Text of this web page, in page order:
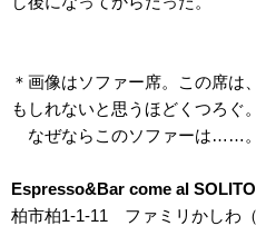
＊画像はソファー席。この席は
もしれないと思うほどくつろぐ。
なぜならこのソファーは……。
Espresso&Bar come al SOLITO
柏市柏1‐1‐11 ファミリかしわ